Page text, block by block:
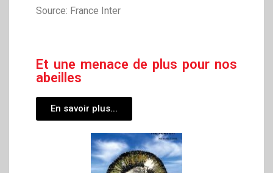
Source: France Inter
Et une menace de plus pour nos
abeilles
En savoir plus...